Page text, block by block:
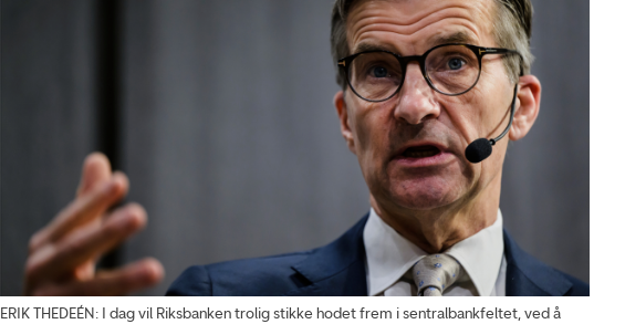
ERIK THEDEÉN: I dag vil Riksbanken trolig stikke hodet frem i sentralbankfeltet, ved å